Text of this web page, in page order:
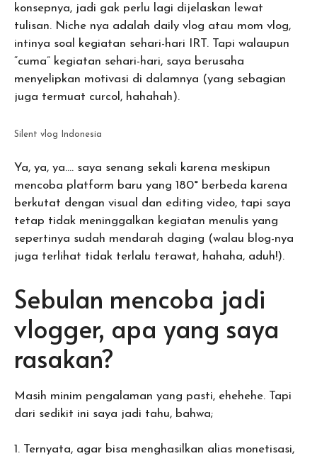
konsepnya, jadi gak perlu lagi dijelaskan lewat
tulisan. Niche nya adalah daily vlog atau mom vlog,
intinya soal kegiatan sehari-hari IRT. Tapi walaupun
“cuma” kegiatan sehari-hari, saya berusaha
menyelipkan motivasi di dalamnya (yang sebagian
juga termuat curcol, hahahah).
Silent vlog Indonesia
Ya, ya, ya…. saya senang sekali karena meskipun
mencoba platform baru yang 180° berbeda karena
berkutat dengan visual dan editing video, tapi saya
tetap tidak meninggalkan kegiatan menulis yang
sepertinya sudah mendarah daging (walau blog-nya
juga terlihat tidak terlalu terawat, hahaha, aduh!).
Sebulan mencoba jadi
vlogger, apa yang saya
rasakan?
Masih minim pengalaman yang pasti, ehehehe. Tapi
dari sedikit ini saya jadi tahu, bahwa;
1. Ternyata, agar bisa menghasilkan alias monetisasi,